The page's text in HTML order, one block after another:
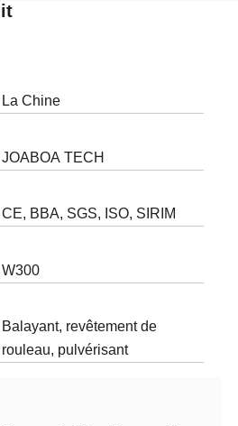
La Chine
JOABOA TECH
CE, BBA, SGS, ISO, SIRIM
W300
Balayant, revêtement de
rouleau, pulvérisant